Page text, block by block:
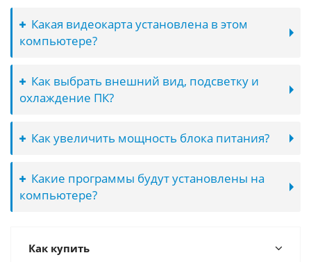
Какая видеокарта установлена в этом
компьютере?
Как выбрать внешний вид, подсветку и
охлаждение ПК?
Как увеличить мощность блока питания?
Какие программы будут установлены на
компьютере?
Как купить